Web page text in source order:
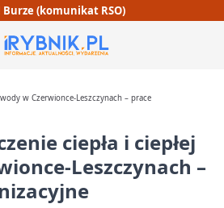
Burze (komunikat RSO)
wody w Czerwionce-Leszczynach – prace
ciepła i ciepłej
Leszczynach –